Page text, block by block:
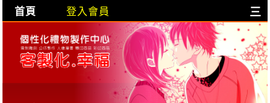
首頁 登入會員 三
購物車內容:
目前購物車是空的!
X